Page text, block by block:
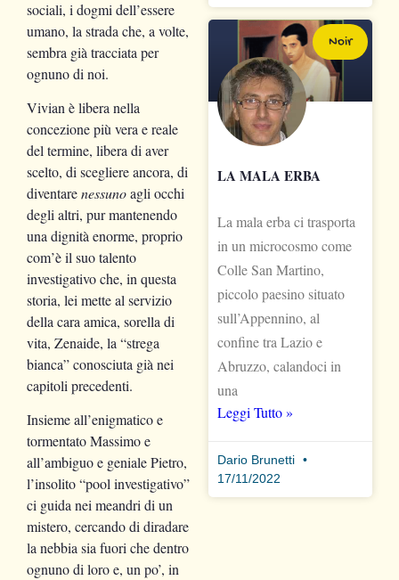
sociali, i dogmi dell’essere
umano, la strada che, a volte,
sembra già tracciata per
ognuno di noi.
Vivian è libera nella
concezione più vera e reale
del termine, libera di aver
scelto, di scegliere ancora, di
diventarenessunoagli occhi
degli altri, pur mantenendo
una dignità enorme, proprio
com’è il suo talento
investigativo che, in questa
storia, lei mette al servizio
della cara amica, sorella di
vita, Zenaide, la “strega
bianca” conosciuta già nei
capitoli precedenti.
Insieme all’enigmatico e
tormentato Massimo e
all’ambiguo e geniale Pietro,
l’insolito “pool investigativo”
ci guida nei meandri di un
mistero, cercando di diradare
la nebbia sia fuori che dentro
ognuno di loro e, un po’, in
Noir
LA MALA ERBA
La mala erba ci trasporta
in un microcosmo come
Colle San Martino,
piccolo paesino situato
sull’Appennino, al
confine tra Lazio e
Abruzzo, calandoci in
una
Leggi Tutto »
Dario Brunetti
17/11/2022